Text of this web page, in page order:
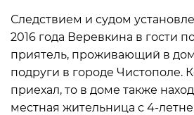
Следствием и судом
2016 года Веревкина в гости
приятель, проживающий в
подруги в городе Чистополе.
приехал, то в доме также
местная жительница с 4-